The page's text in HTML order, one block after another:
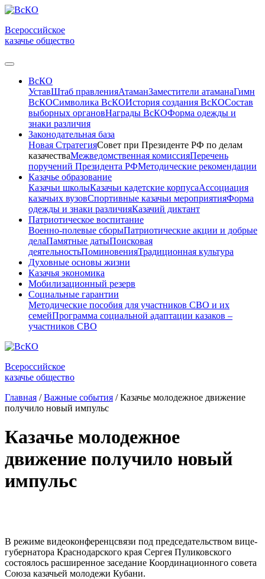
Всероссийское
казачье общество
ВсКО
УставШтаб правленияАтаманЗаместители атаманаГимн
ВсКОСимволика ВсКОИстория создания ВсКОСостав
выборных органовНаграды ВсКОФорма одежды и
знаки различия
Законодательная база
Новая СтратегияСовет при Президенте РФ по делам
казачестваМежведомственная комиссияПеречень
поручений Президента РФМетодические рекомендации
Казачье образование
Казачьи школыКазачьи кадетские корпусаАссоциация
казачьих вузовСпортивные казачьи мероприятияФорма
одежды и знаки различияКазачий диктант
Патриотическое воспитание
Военно-полевые сборыПатриотические акции и добрые
делаПамятные датыПоисковая
деятельностьПоминовенияТрадиционная культура
Духовные основы жизни
Казачья экономика
Мобилизационный резерв
Социальные гарантии
Методические пособия для участников СВО и их
семейПрограмма социальной адаптации казаков –
участников СВО
Всероссийское
казачье общество
Главная / Важные события / Казачье молодежное движение
получило новый импульс
Казачье молодежное
движение получило новый
импульс
В режиме видеоконференцсвязи под председательством вице-
губернатора Краснодарского края Сергея Пуликовского
состоялось расширенное заседание Координационного совета
Союза казачьей молодежи Кубани.